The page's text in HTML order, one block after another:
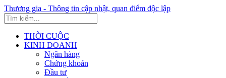
Thương gia - Thông tin cập nhật, quan điểm độc lập
THỜI CUỘC
KINH DOANH
Ngân hàng
Chứng khoán
Đầu tư